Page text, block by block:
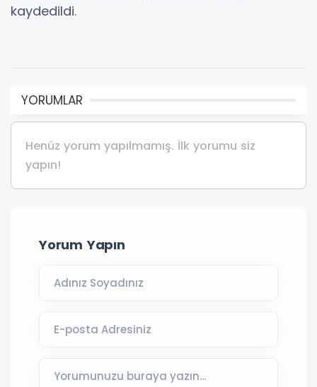
kaydedildi.
YORUMLAR
Henüz yorum yapılmamış. İlk yorumu siz
yapın!
Yorum Yapın